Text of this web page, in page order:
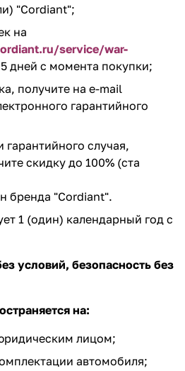
"Cordiant";
на
service/war-
дней с момента покупки;
получите на e-mail
гарантийного
случая,
скидку до 100% (ста
бренда "Cordiant".
1 (один) календарный год с
условий, безопасность без
на:
лицом;
автомобиля;